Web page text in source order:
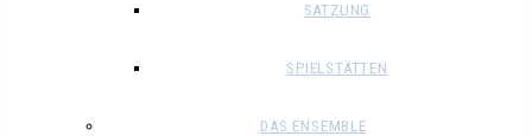
SATZUNG
SPIELSTÄTTEN
DAS ENSEMBLE